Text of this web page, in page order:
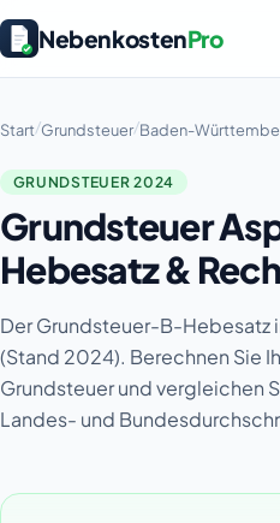
NebenkostenPro
Start/Grundsteuer/Baden-
GRUNDSTEUER 2024
Grundsteuer
Hebesatz &
Der Grundsteuer-B-Hebesatz
(Stand 2024). Berechnen Sie
Grundsteuer und vergleichen
Landes- und